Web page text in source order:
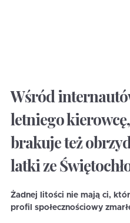
Wśród
letniego
brakuje też
latki ze
Żadnej litości nie mają ci,
profil społecznościowy